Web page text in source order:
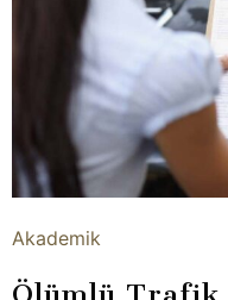
Akademik